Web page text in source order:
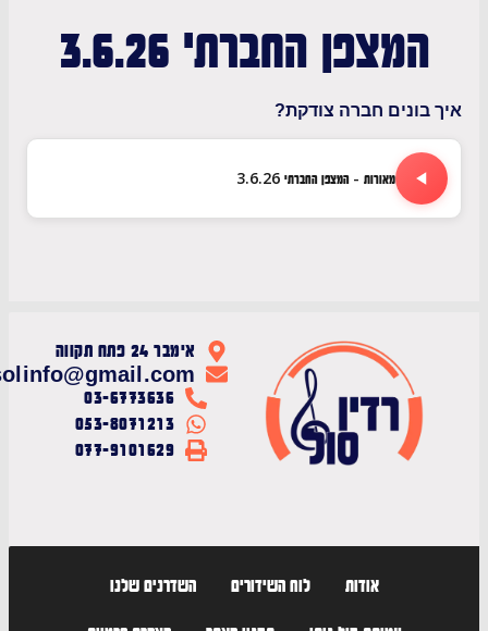
החברתי 3.6.26
חברה צודקת?
מאורות - המצפן החברתי 3.6.26
אימבר 24 פתח תקווה
radiosolinfo@gmail.com
03-6773636
053-8071213
077-9101629
לוח השידורים השדרנים שלנו